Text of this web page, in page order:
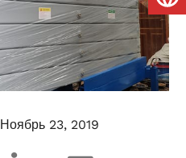
Ноябрь 23, 2019